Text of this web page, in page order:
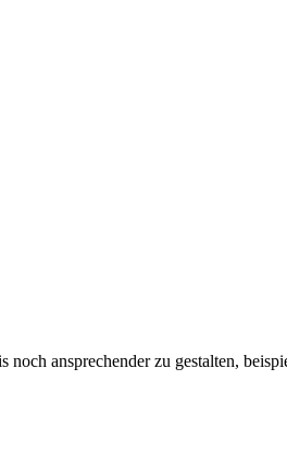
ansprechender zu gestalten,